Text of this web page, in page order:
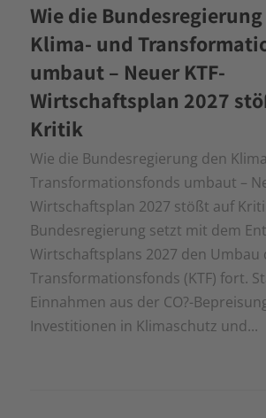
Wie die
Klima- und
umbaut – Neuer KTF-
Wirtschaftsplan 2027
Kritik
Wie die Bundesregierung den
Transformationsfonds umbaut –
Wirtschaftsplan 2027 stößt auf
Bundesregierung setzt mit dem
Wirtschaftsplans 2027 den Umbau
Transformationsfonds (KTF) fort.
Einnahmen aus der CO?-
Investitionen in Klimaschutz und...